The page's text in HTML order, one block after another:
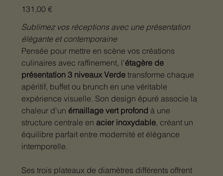
Prix
131,00 €
Sublimez vos réceptions avec une présentation
élégante et contemporaine
Pensée pour mettre en scène vos créations
culinaires avec raffinement, l'étagère de
présentation 3 niveaux Verdetransforme chaque
apéritif, buffet ou brunch en une véritable
expérience visuelle. Son design épuré associe la
chaleur d'un émaillage vert profond à une
structure centrale en acier inoxydable, créant un
équilibre parfait entre modernité et élégance
intemporelle.
Ses trois plateaux de diamètres différents offrent